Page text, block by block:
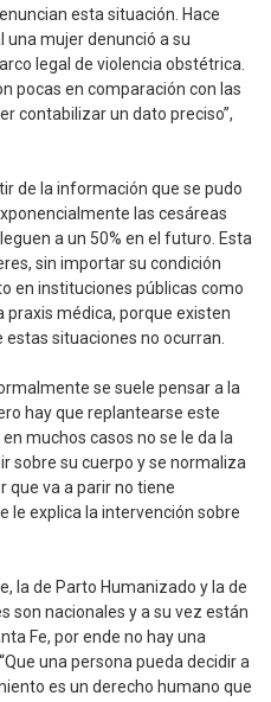
esta situación. Hace
una mujer denunció a su
legal de violencia obstétrica.
pocas en comparación con las
contabilizar un dato preciso”,
de la información que se pudo
las cesáreas
a un 50% en el futuro. Esta
sin importar su condición
en instituciones públicas como
praxis médica, porque existen
situaciones no ocurran.
se suele pensar a la
hay que replantearse este
muchos casos no se le da la
sobre su cuerpo y se normaliza
que va a parir no tiene
le explica la intervención sobre
la de Parto Humanizado y la de
son nacionales y a su vez están
Fe, por ende no hay una
una persona pueda decidir a
es un derecho humano que